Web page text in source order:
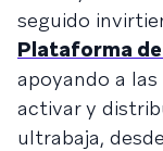
seguido
Plataforma
apoyando a
activar y
ultrabaja,